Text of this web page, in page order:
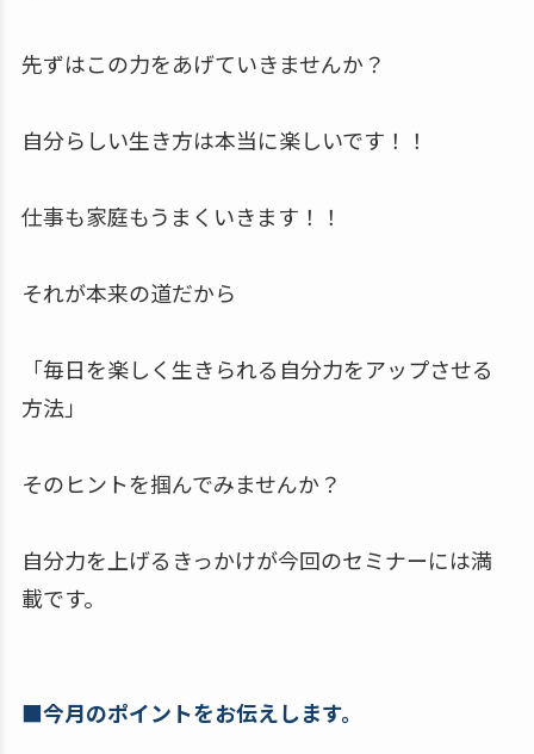
先ずはこの力をあげていきませんか？
自分らしい生き方は本当に楽しいです！！
仕事も家庭もうまくいきます！！
それが本来の道だから
「毎日を楽しく生きられる自分力をアップさせる
方法」
そのヒントを掴んでみませんか？
自分力を上げるきっかけが今回のセミナーには満
載です。
■今月のポイントをお伝えします。